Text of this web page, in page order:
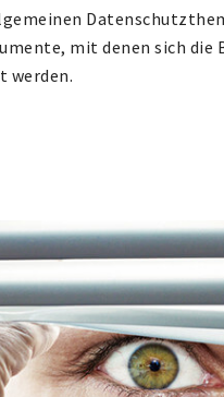
mit denen sich
werden.